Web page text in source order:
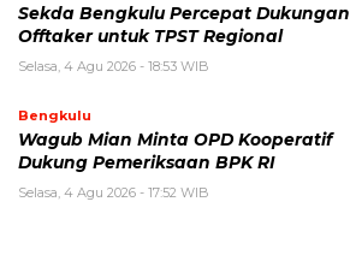
Sekda Bengkulu Percepat Dukungan
Offtaker untuk TPST Regional
Selasa, 4 Agu 2026 - 18:53 WIB
Bengkulu
Wagub Mian Minta OPD Kooperatif
Dukung Pemeriksaan BPK RI
Selasa, 4 Agu 2026 - 17:52 WIB